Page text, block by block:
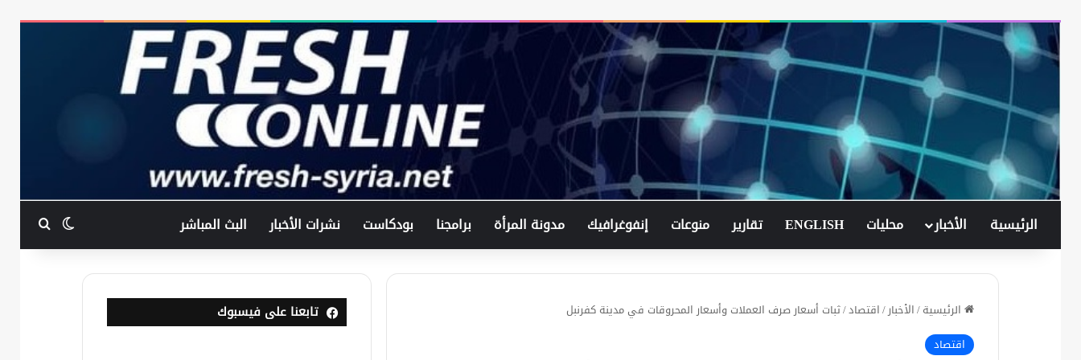
الرئيسية الأخبار محليات ENGLISH تقارير منوعات إنفوغرافيك مدونة المرأة برامجنا بودكاست نشرات الأخبار البث المباشر الوضعبحث
الرئيسية/الأخبار/اقتصاد/ثبات أسعار صرف العملات وأسعار المحروقات في مدينة كفرنبل
اقتصاد
النشرة الاقتصادية || الخميس 10-8-2023
النشرة الاقتصادية || 1-8-2023
النشرة الاقتصادية
تابعنا على فيسبوك